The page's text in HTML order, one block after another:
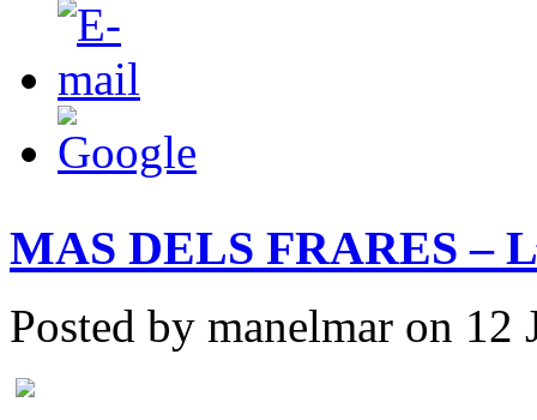
MAS DELS FRARES –
Posted by manelmar on